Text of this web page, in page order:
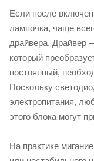
Если после
лампочка, чаще
драйвера. Драйвер
который
постоянный,
Поскольку
электропитания,
этого блока могут
На практике